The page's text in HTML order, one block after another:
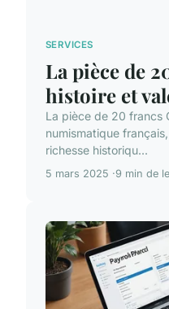
SERVICES
La pièce de
histoire et
La pièce de 20 francs
numismatique
richesse historiqu...
5 mars 2025 9 min de